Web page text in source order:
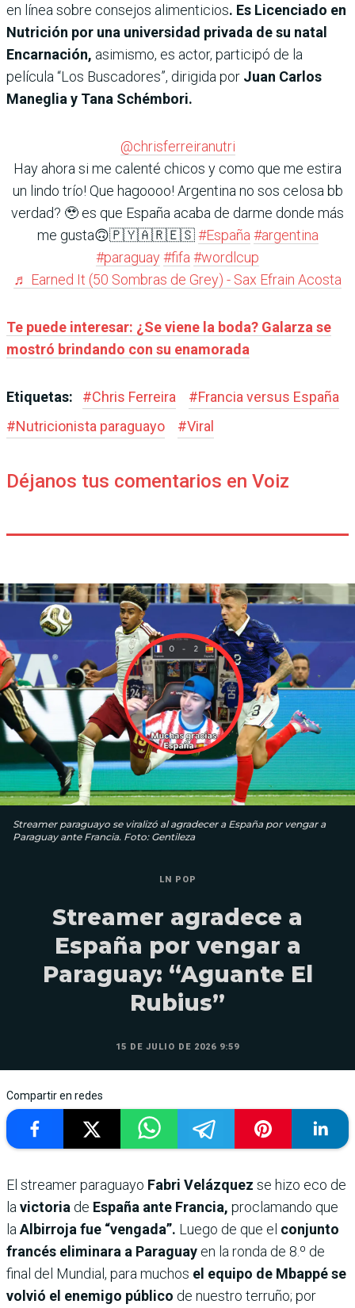
en línea sobre consejos alimenticios. Es Licenciado en
Nutrición por una universidad privada de su natal
Encarnación, asimismo, es actor, participó de la
película “Los Buscadores”, dirigida por Juan Carlos
Maneglia y Tana Schémbori.
@chrisferreiranutri
Hay ahora si me calenté chicos y como que me estira
un lindo trío! Que hagoooo! Argentina no sos celosa bb
verdad? 🥹 es que España acaba de darme donde más
me gusta🙃🇵🇾🇦🇷🇪🇸#España #argentina
#paraguay#fifa #wordlcup
♬ Earned It (50 Sombras de Grey) - Sax Efrain Acosta
Te puede interesar: ¿Se viene la boda? Galarza se
mostró brindando con su enamorada
Etiquetas: #Chris Ferreira #Francia versus España
#Nutricionista paraguayo #Viral
Déjanos tus comentarios en Voiz
Streamer paraguayo se viralizó al agradecer a España por vengar a
Paraguay ante Francia. Foto: Gentileza
LN POP
Streamer agradece a
España por vengar a
Paraguay: “Aguante El
Rubius”
15 DE JULIO DE 2026 9:59
Compartir en redes
El streamer paraguayo Fabri Velázquez se hizo eco de
la victoria de España ante Francia, proclamando que
la Albirroja fue “vengada”. Luego de que el conjunto
francés eliminara a Paraguay en la ronda de 8.º de
final del Mundial, para muchos el equipo de Mbappé se
volvió el enemigo público de nuestro terruño; por